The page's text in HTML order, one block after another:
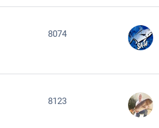
8074
8123